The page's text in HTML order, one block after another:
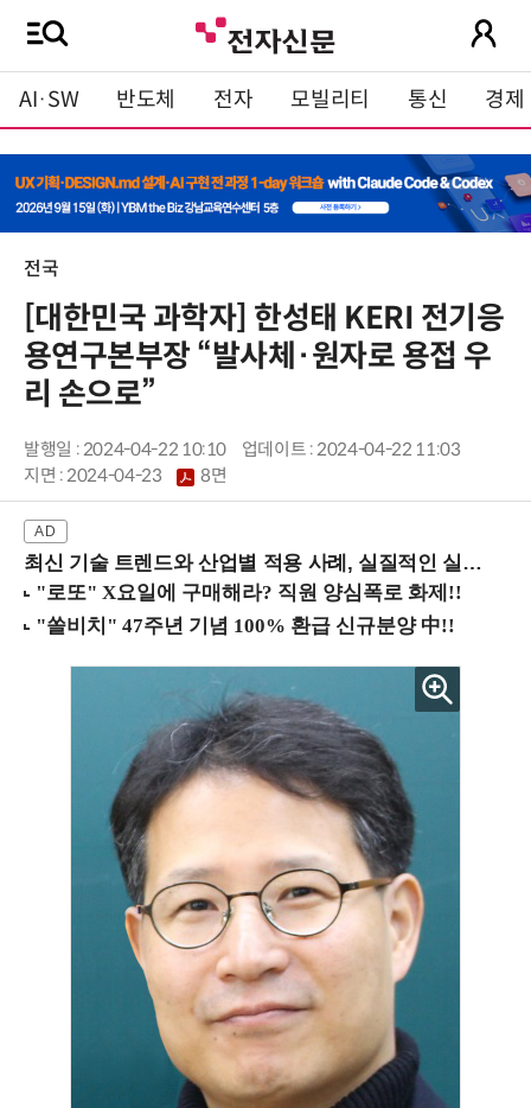
AI·SW 반도체 전자 모빌리티 통신 경제
전국
[대한민국 과학자] 한성태 KERI 전기응
용연구본부장 “발사체·원자로 용접 우
리 손으로”
발행일 : 2024-04-22 10:10
업데이트 : 2024-04-22 11:03
지면 :2024-04-23 8면
최신 기술 트렌드와 산업별 적용 사례, 실질적인 실행 전략을 공유 (9/18 양재역)